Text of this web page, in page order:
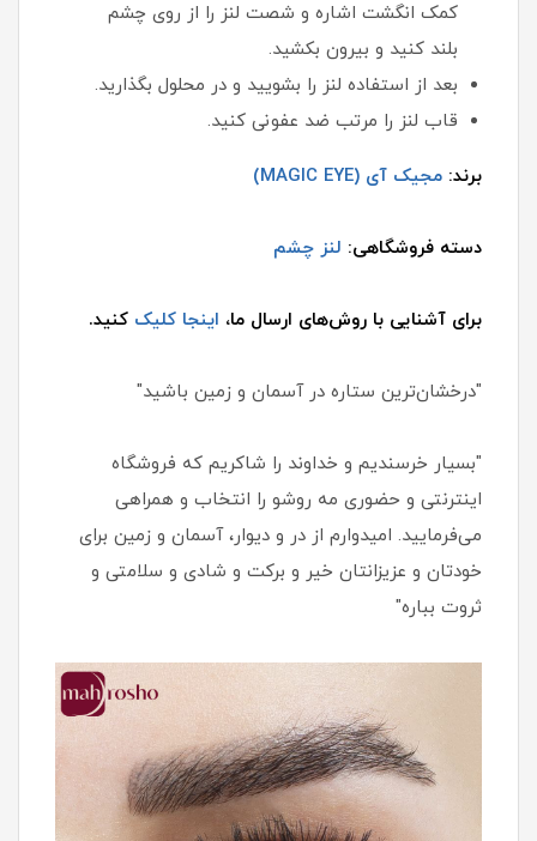
کمک انگشت اشاره و شصت لنز را از روی چشم
بلند کنید و بیرون بکشید.
بعد از استفاده لنز را بشویید و در محلول بگذارید.
قاب لنز را مرتب ضد عفونی کنید.
برند: مجیک آی (MAGIC EYE)
دسته فروشگاهی: لنز چشم
برای آشنایی با روش‌های ارسال ما، اینجا کلیک کنید.
"درخشان‌ترین ستاره در آسمان و زمین باشید"
"بسیار خرسندیم و خداوند را شاکریم که فروشگاه
اینترنتی و حضوری مه روشو را انتخاب و همراهی
می‌فرمایید. امیدوارم از در و دیوار، آسمان و زمین برای
خودتان و عزیزانتان خیر و برکت و شادی و سلامتی و
ثروت بباره"